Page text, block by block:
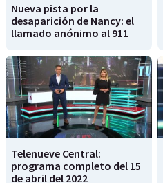
Nueva pista por la
desaparición de Nancy: el
llamado anónimo al 911
Telenueve Central:
programa completo del 15
de abril del 2022